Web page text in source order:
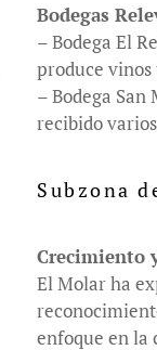
Bodegas
– Bodega El
produce
– Bodega
recibido
Subzona
Crecimiento
El Molar ha
enfoque en la